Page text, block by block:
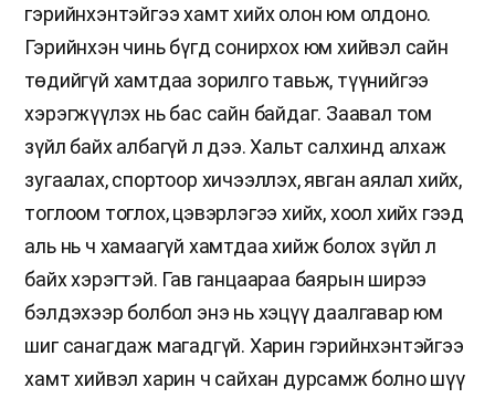
гэрийнхэнтэйгээ хамт хийх олон юм олдоно.
Гэрийнхэн чинь бүгд сонирхох юм хийвэл сайн
төдийгүй хамтдаа зорилго тавьж, түүнийгээ
хэрэгжүүлэх нь бас сайн байдаг. Заавал том
зүйл байх албагүй л дээ. Хальт салхинд алхаж
зугаалах, спортоор хичээллэх, явган аялал хийх,
тоглоом тоглох, цэвэрлэгээ хийх, хоол хийх гээд
аль нь ч хамаагүй хамтдаа хийж болох зүйл л
байх хэрэгтэй. Гав ганцаараа баярын ширээ
бэлдэхээр болбол энэ нь хэцүү даалгавар юм
шиг санагдаж магадгүй. Харин гэрийнхэнтэйгээ
хамт хийвэл харин ч сайхан дурсамж болно шүү